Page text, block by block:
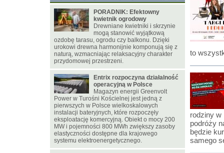
to
rodziny w
podróży
będzie
samego
PORADNIK: Efektowny
kwietnik ogrodowy
Drewniane kwietniki i skrzynie
mogą stanowić wyjątkową
ozdobę tarasu, ogrodu czy balkonu. Dzięki
urokowi drewna harmonijnie komponują się z
naturą, wzmacniając relaksacyjny charakter
przydomowej przestrzeni.
Entrix rozpoczyna działalność
operacyjną w Polsce
Magazyn energii Greenvolt
Power w Turośni Kościelnej jest jedną z
pierwszych w Polsce wielkoskalowych
instalacji bateryjnych, które rozpoczęły
eksploatację komercyjną. Obiekt o mocy 200
MW i pojemności 800 MWh zwiększy zasoby
elastyczności dostępne dla krajowego
systemu elektroenergetycznego.